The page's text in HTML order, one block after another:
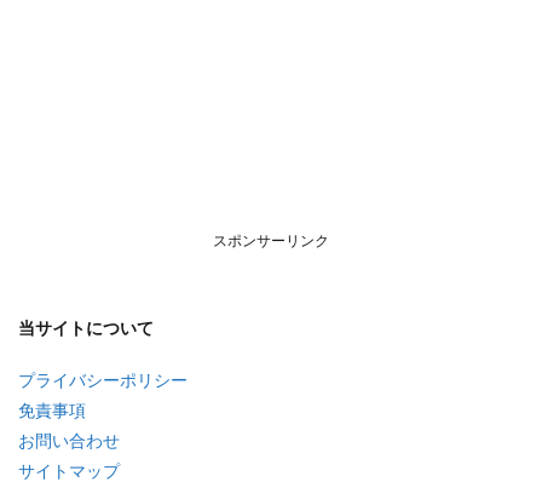
スポンサーリンク
当サイトについて
プライバシーポリシー
免責事項
お問い合わせ
サイトマップ